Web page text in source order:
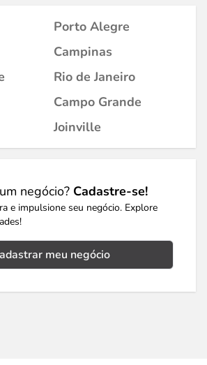
Porto Alegre
Campinas
Rio de Janeiro
Campo Grande
Joinville
negócio? Cadastre-se!
e impulsione seu negócio. Explore
meu negócio